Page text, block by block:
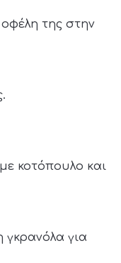
της στην
κοτόπουλο και
γκρανόλα για